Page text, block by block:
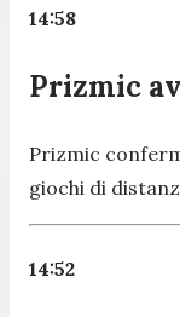
14:58
Prizmic
Prizmic
giochi di
14:52